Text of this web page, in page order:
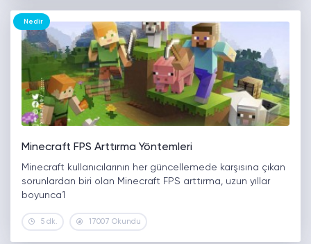
Nedir
Minecraft FPS Arttırma Yöntemleri
Minecraft kullanıcılarının her güncellemede karşısına çıkan
sorunlardan biri olan Minecraft FPS arttırma, uzun yıllar
boyunca1
5 dk. 17007 Okundu